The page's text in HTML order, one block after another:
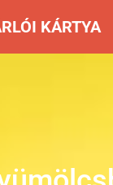
KÁRTYA